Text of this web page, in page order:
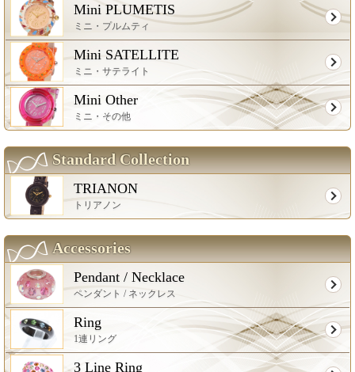
Mini PLUMETIS
ミニ・プルムティ
Mini SATELLITE
ミニ・サテライト
Mini Other
ミニ・その他
Standard Collection
TRIANON
トリアノン
Accessories
Pendant / Necklace
ペンダント / ネックレス
Ring
1連リング
3 Line Ring